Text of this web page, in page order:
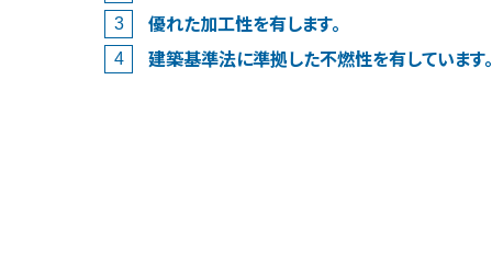
優れた加工性を有します。
建築基準法に準拠した不燃性を有しています。